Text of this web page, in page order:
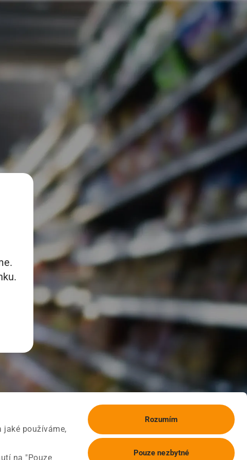
jaké používáme,
na "Pouze
Rozumím
Pouze nezbytné